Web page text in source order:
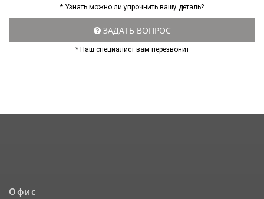
* Узнать можно ли упрочнить вашу деталь?
ЗАДАТЬ ВОПРОС
* Наш специалист вам перезвонит
Офис